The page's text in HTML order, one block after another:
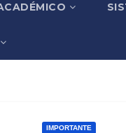
IMPORTANTE